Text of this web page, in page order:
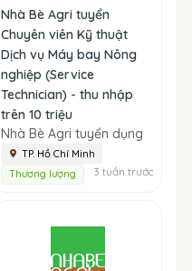
Nhà Bè Agri tuyển
Chuyên viên Kỹ thuật
Dịch vụ Máy bay Nông
nghiệp (Service
Technician) - thu nhập
trên 10 triệu
Nhà Bè Agri tuyển dụng
TP. Hồ Chí Minh
Thương lượng
3 tuần trước